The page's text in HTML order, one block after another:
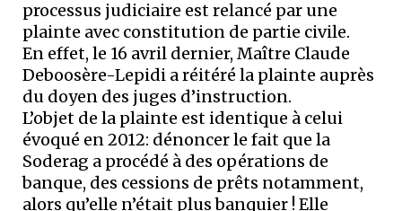
processus judiciaire est relancé par une
plainte avec constitution de partie civile.
En effet, le 16 avril dernier, Maître Claude
Deboosère-Lepidi a réitéré la plainte auprès
du doyen des juges d’instruction.
L’objet de la plainte est identique à celui
évoqué en 2012: dénoncer le fait que la
Soderag a procédé à des opérations de
banque, des cessions de prêts notamment,
alors qu’elle n’était plus banquier ! Elle